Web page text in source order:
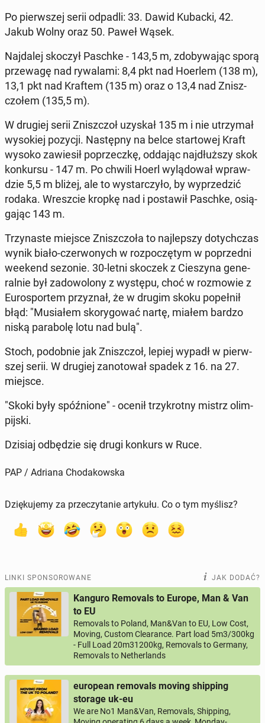
Po pierw­szej serii odpadli: 33. Dawid Kubacki, 42.
Jakub Wolny oraz 50. Paweł Wąsek.
Naj­da­lej skoczył Paschke - 143,5 m, zdo­by­wa­jąc sporą
prze­wa­gę nad ry­wa­la­mi: 8,4 pkt nad Hoerlem (138 m),
13,1 pkt nad Kraftem (135 m) oraz o 13,4 nad Znisz­
czo­łem (135,5 m).
W drugiej serii Znisz­czoł uzyskał 135 m i nie utrzy­mał
wy­so­kiej pozycji. Na­stęp­ny na belce star­to­wej Kraft
wysoko za­wie­sił po­przecz­kę, oddając naj­dłuż­szy skok
kon­kur­su - 147 m. Po chwili Hoerl wy­lą­do­wał wpraw­
dzie 5,5 m bliżej, ale to wy­star­czy­ło, by wy­prze­dzić
rodaka. Wresz­cie kropkę nad i po­sta­wił Paschke, osią­
ga­jąc 143 m.
Trzy­na­ste miejsce Znisz­czo­ła to naj­lep­szy do­tych­czas
wynik biało-czer­wo­nych w roz­po­czę­tym w po­przed­ni
weekend sezonie. 30-letni skoczek z Cie­szy­na ge­ne­
ral­nie był za­do­wo­lo­ny z występu, choć w roz­mo­wie z
Eu­ro­spor­tem przy­znał, że w drugim skoku po­peł­nił
błąd: "Mu­sia­łem sko­ry­go­wać nartę, miałem bardzo
niską pa­ra­bo­lę lotu nad bulą".
Stoch, po­dob­nie jak Znisz­czoł, lepiej wypadł w pierw­
szej serii. W drugiej za­no­to­wał spadek z 16. na 27.
miejsce.
"Skoki były spóź­nio­ne" - ocenił trzy­krot­ny mistrz olim­
pij­ski.
Dzisiaj od­bę­dzie się drugi konkurs w Ruce.
PAP / Adriana Chodakowska
Dziękujemy za przeczytanie artykułu. Co o tym myślisz?
LINKI SPONSOROWANE JAK DODAĆ?
Kanguro Removals to Europe, Man & Van
to EU
Removals to Poland, Man&Van to EU, Low Cost,
Moving, Custom Clearance. Part load 5m3/300kg
- Full Load 20m31200kg, Removals to Germany,
Removals to Netherlands
european removals moving shipping
storage uk-eu
We are No1 Man&Van, Removals, Shipping,